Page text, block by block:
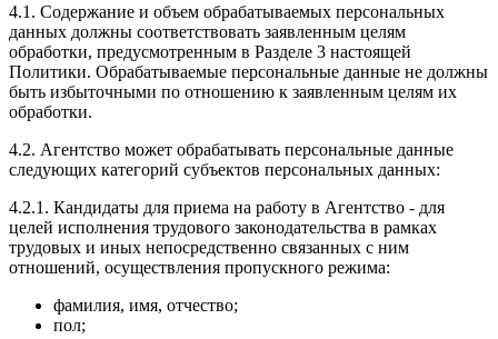
4.1. Содержание и объем обрабатываемых персональных
данных должны соответствовать заявленным целям
обработки, предусмотренным в Разделе 3 настоящей
Политики. Обрабатываемые персональные данные не должны
быть избыточными по отношению к заявленным целям их
обработки.
4.2. Агентство может обрабатывать персональные данные
следующих категорий субъектов персональных данных:
4.2.1. Кандидаты для приема на работу в Агентство - для
целей исполнения трудового законодательства в рамках
трудовых и иных непосредственно связанных с ним
отношений, осуществления пропускного режима:
фамилия, имя, отчество;
пол;